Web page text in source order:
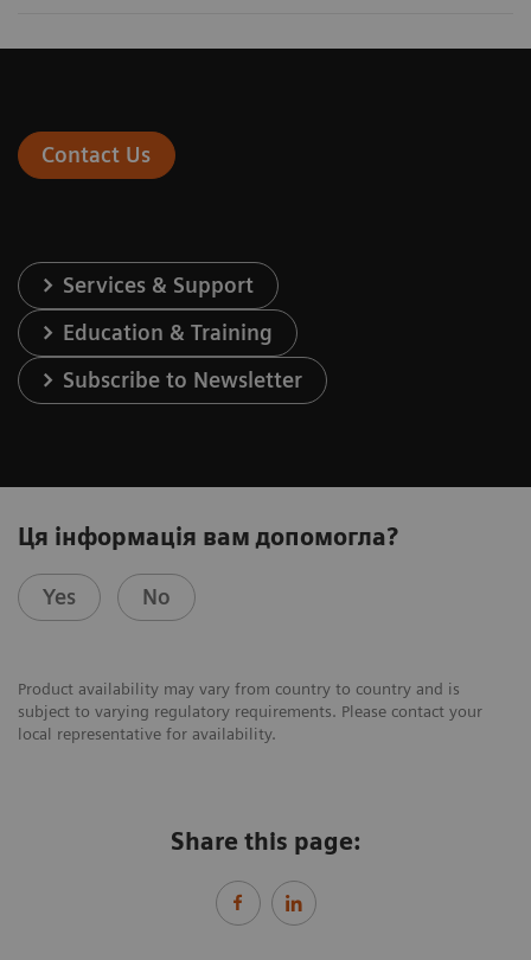
Contact Us
Services & Support
Education & Training
Subscribe to Newsletter
Ця інформація вам допомогла?
Yes No
Product availability may vary from country to country and is
subject to varying regulatory requirements. Please contact your
local representative for availability.
Share this page: